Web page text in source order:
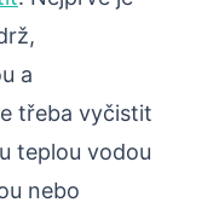
a
třeba vyčistit
teplou vodou
nebo